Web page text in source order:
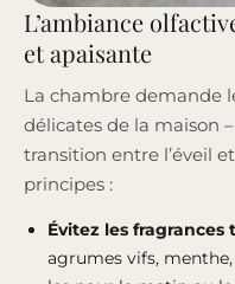
L’ambiance
et apaisante
La chambre demande
délicates de la maison
transition entre l’éveil
principes :
Évitez les
agrumes vifs,